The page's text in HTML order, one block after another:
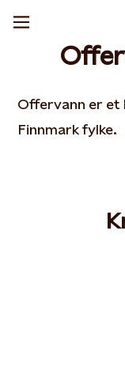
Offervann er et
Finnmark fylke.